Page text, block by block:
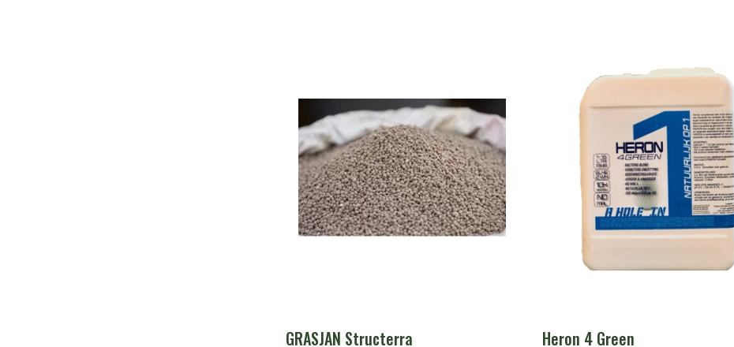
GRASJAN Structerra Heron 4 Green